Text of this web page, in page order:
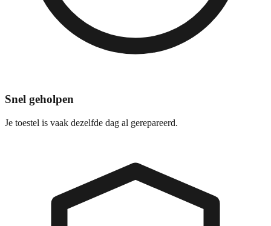
Snel geholpen
Je toestel is vaak dezelfde dag al gerepareerd.